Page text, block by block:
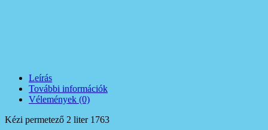
Leírás
További információk
Vélemények (0)
Kézi permetező 2 liter 1763